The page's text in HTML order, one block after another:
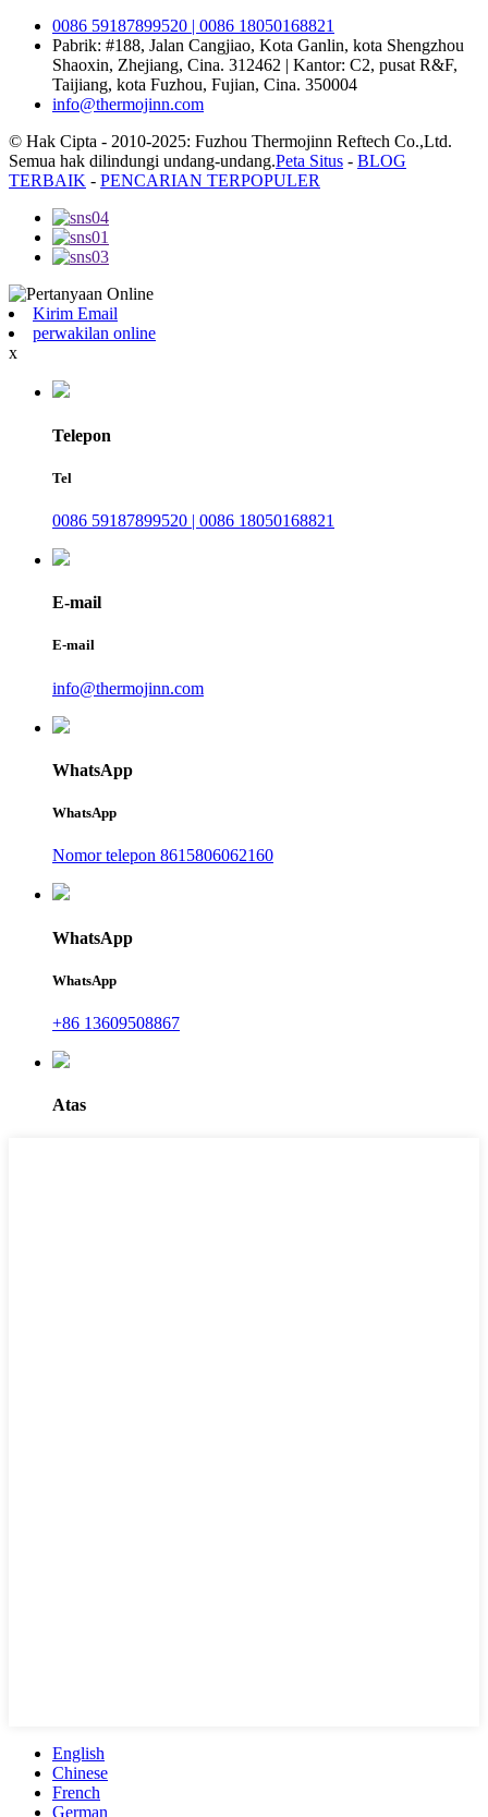
0086 59187899520 | 0086 18050168821
Pabrik: #188, Jalan Cangjiao, Kota Ganlin, kota Shengzhou
Shaoxin, Zhejiang, Cina. 312462 | Kantor: C2, pusat R&F,
Taijiang, kota Fuzhou, Fujian, Cina. 350004
info@thermojinn.com
© Hak Cipta - 2010-2025: Fuzhou Thermojinn Reftech Co.,Ltd.
Semua hak dilindungi undang-undang.Peta Situs - BLOG
TERBAIK - PENCARIAN TERPOPULER
Kirim Email
perwakilan online
x
Telepon
Tel
0086 59187899520 | 0086 18050168821
E-mail
E-mail
info@thermojinn.com
WhatsApp
WhatsApp
Nomor telepon 8615806062160
WhatsApp
WhatsApp
+86 13609508867
Atas
English
Chinese
French
German